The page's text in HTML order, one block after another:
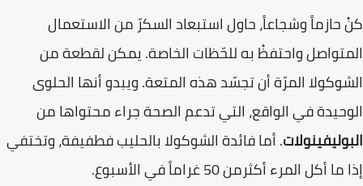
كنْ حازماً وشجاعاً، حاول استبعاد السكرّ من الاستعمال
المتواصل واحتفظْ به للحّظات الخاصة. يمكن لقطعة من
الشوكولا المرّة أن تجسّد هذه المتعة. ويبدو أنها الحلوى
الوحيدة في الواقع، التي تدعم الصحة جراء محتواها من
البوليفينولات. أما فائدة الشوكولا بالحليب فطفيفة، وتختفي
إذا ما أكل المرء أكثرمن 50 غراماً في الأسبوع.